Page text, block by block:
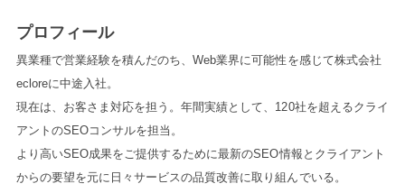
プロフィール
異業種で営業経験を積んだのち、Web業界に可能性を感じて株式会社
ecloreに中途入社。
現在は、お客さま対応を担う。年間実績として、120社を超えるクライ
アントのSEOコンサルを担当。
より高いSEO成果をご提供するために最新のSEO情報とクライアント
からの要望を元に日々サービスの品質改善に取り組んでいる。